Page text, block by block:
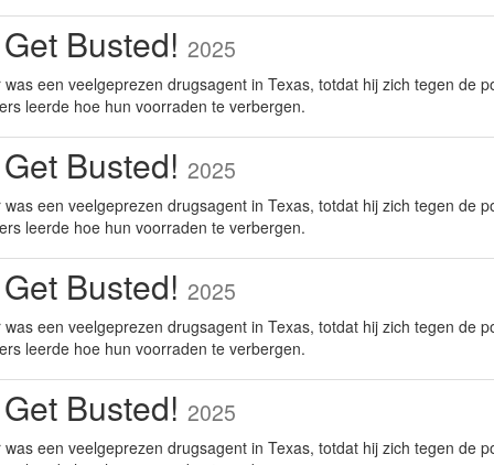
Busted! 2025
een veelgeprezen drugsagent in Texas, totdat hij zich tegen de
leerde hoe hun voorraden te verbergen.
Busted! 2025
een veelgeprezen drugsagent in Texas, totdat hij zich tegen de
leerde hoe hun voorraden te verbergen.
Busted! 2025
een veelgeprezen drugsagent in Texas, totdat hij zich tegen de
leerde hoe hun voorraden te verbergen.
Busted! 2025
een veelgeprezen drugsagent in Texas, totdat hij zich tegen de